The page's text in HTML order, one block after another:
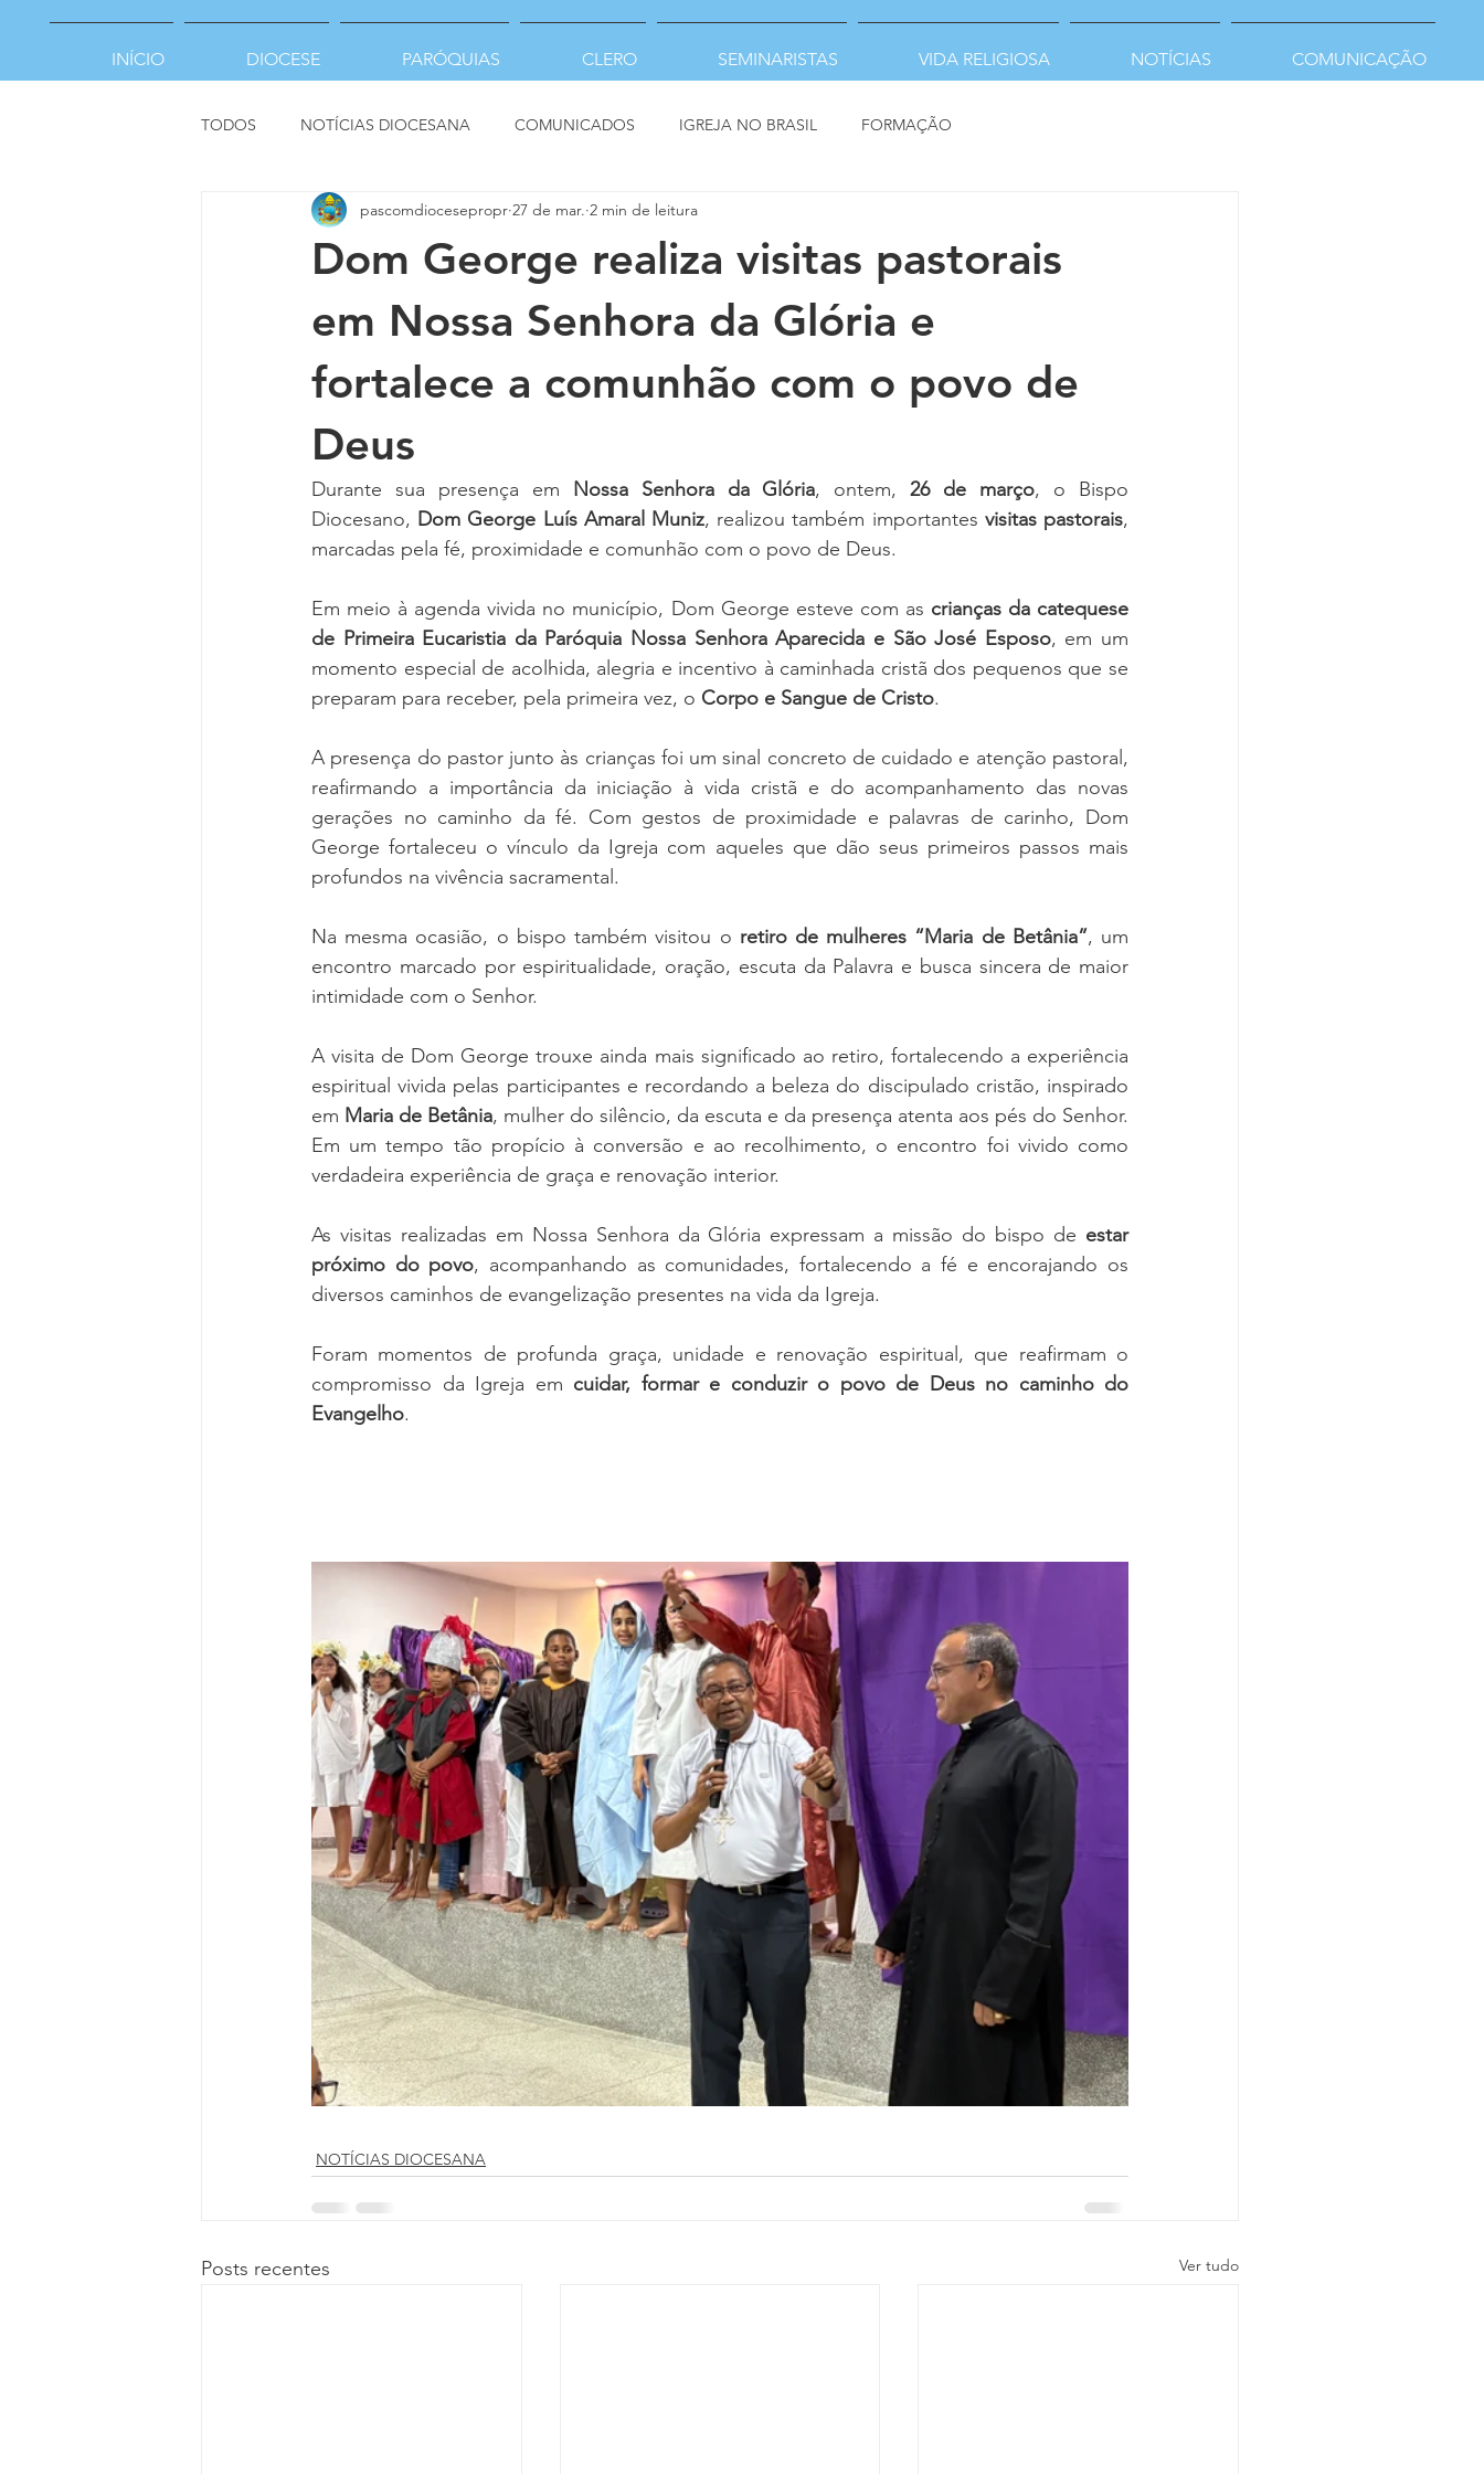
INÍCIO DIOCESE PARÓQUIAS CLERO SEMINARISTAS VIDA RELIGIOSA NOTÍCIAS COMUNICAÇÃO
TODOS NOTÍCIAS DIOCESANA COMUNICADOS IGREJA NO BRASIL FORMAÇÃO
Dom George realiza visitas pastorais
em Nossa Senhora da Glória e
fortalece a comunhão com o povo de
Deus
pascomdiocesepropr 27 de mar. 2 min de leitura
Durante sua presença em Nossa Senhora da Glória, ontem, 26 de março, o Bispo
Diocesano, Dom George Luís Amaral Muniz, realizou também importantes visitas pastorais,
marcadas pela fé, proximidade e comunhão com o povo de Deus.
Em meio à agenda vivida no município, Dom George esteve com as crianças da catequese
de Primeira Eucaristia da Paróquia Nossa Senhora Aparecida e São José Esposo, em um
momento especial de acolhida, alegria e incentivo à caminhada cristã dos pequenos que se
preparam para receber, pela primeira vez, o Corpo e Sangue de Cristo.
A presença do pastor junto às crianças foi um sinal concreto de cuidado e atenção pastoral,
reafirmando a importância da iniciação à vida cristã e do acompanhamento das novas
gerações no caminho da fé. Com gestos de proximidade e palavras de carinho, Dom
George fortaleceu o vínculo da Igreja com aqueles que dão seus primeiros passos mais
profundos na vivência sacramental.
Na mesma ocasião, o bispo também visitou o retiro de mulheres “Maria de Betânia”, um
encontro marcado por espiritualidade, oração, escuta da Palavra e busca sincera de maior
intimidade com o Senhor.
A visita de Dom George trouxe ainda mais significado ao retiro, fortalecendo a experiência
espiritual vivida pelas participantes e recordando a beleza do discipulado cristão, inspirado
em Maria de Betânia, mulher do silêncio, da escuta e da presença atenta aos pés do Senhor.
Em um tempo tão propício à conversão e ao recolhimento, o encontro foi vivido como
verdadeira experiência de graça e renovação interior.
As visitas realizadas em Nossa Senhora da Glória expressam a missão do bispo de estar
próximo do povo, acompanhando as comunidades, fortalecendo a fé e encorajando os
diversos caminhos de evangelização presentes na vida da Igreja.
Foram momentos de profunda graça, unidade e renovação espiritual, que reafirmam o
compromisso da Igreja em cuidar, formar e conduzir o povo de Deus no caminho do
Evangelho.
NOTÍCIAS DIOCESANA
Posts recentes Ver tudo